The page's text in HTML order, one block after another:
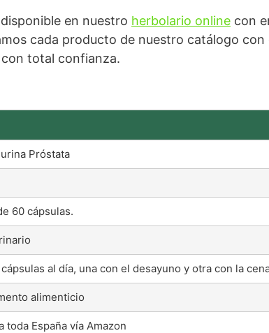
en nuestro herbolario online con
cada producto de nuestro catálogo
total confianza.
Próstata
60 cápsulas.
al día, una con el desayuno y otra con la
alimenticio
toda España vía Amazon